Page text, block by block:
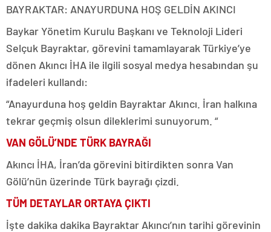
BAYRAKTAR: ANAYURDUNA HOŞ GELDİN AKINCI
Baykar Yönetim Kurulu Başkanı ve Teknoloji Lideri
Selçuk Bayraktar, görevini tamamlayarak Türkiye’ye
dönen Akıncı İHA ile ilgili sosyal medya hesabından şu
ifadeleri kullandı:
“Anayurduna hoş geldin Bayraktar Akıncı. İran halkına
tekrar geçmiş olsun dileklerimi sunuyorum. “
VAN GÖLÜ’NDE TÜRK BAYRAĞI
Akıncı İHA, İran’da görevini bitirdikten sonra Van
Gölü’nün üzerinde Türk bayrağı çizdi.
TÜM DETAYLAR ORTAYA ÇIKTI
İşte dakika dakika Bayraktar Akıncı’nın tarihi görevinin